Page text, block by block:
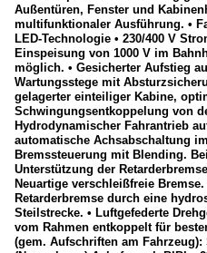
Außentüren, Fenster und
multifunktionaler Ausführung. •
LED-Technologie • 230/400 V
Einspeisung von 1000 V im
möglich. • Gesicherter Aufstieg
Wartungsstege mit
gelagerter einteiliger Kabine,
Schwingungsentkoppelung von
Hydrodynamischer Fahrantrieb
automatische Achsabschaltung
Bremssteuerung mit Blending.
Unterstützung der
Neuartige verschleißfreie
Retarderbremse durch eine
Steilstrecke. • Luftgefederte
vom Rahmen entkoppelt für
(gem. Aufschriften am Fahrzeug):